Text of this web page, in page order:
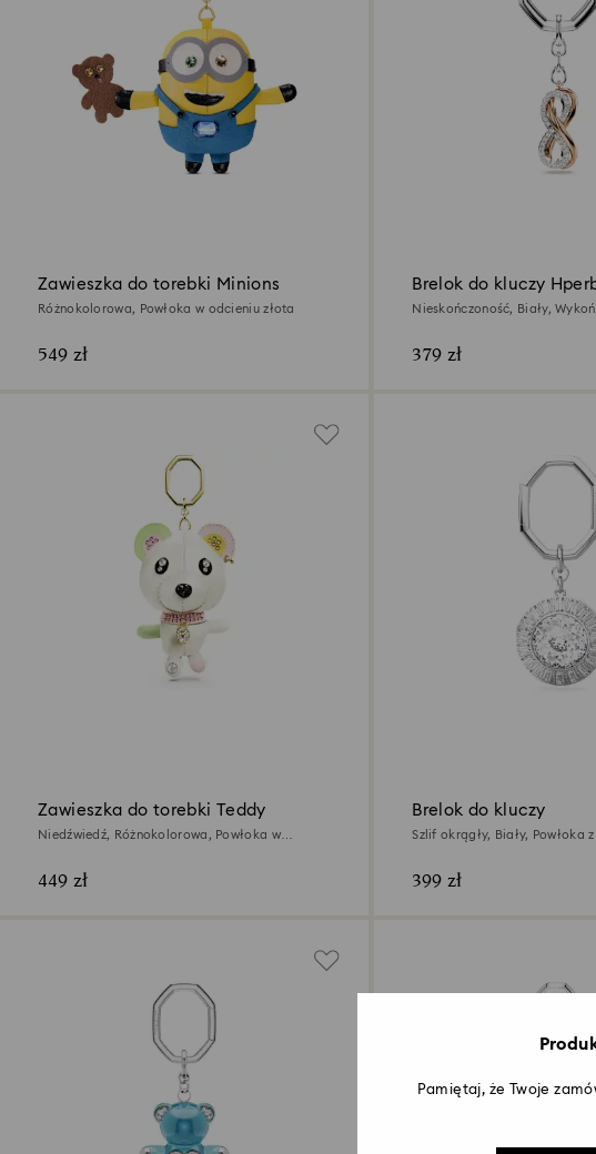
Zawieszka do torebki Minions
Różnokolorowa, Powłoka w odcieniu złota
549 zł
Brelok do kluczy
Nieskończoność, Biały,
379 zł
Zawieszka do torebki Teddy
Niedźwiedź, Różnokolorowa, Powłoka w
449 zł
Brelok do kluczy
Szlif okrągły, Biały, Powłoka
399 zł
Pamiętaj, że Twoje